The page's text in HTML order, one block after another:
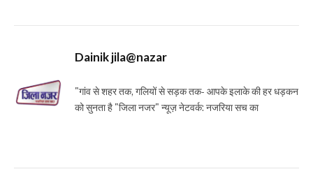
Dainik jila@nazar
"गांव से शहर तक, गलियों से सड़क तक- आपके इलाके की हर धड़कन
को सुनता है "जिला नजर" न्यूज़ नेटवर्क: नजरिया सच का